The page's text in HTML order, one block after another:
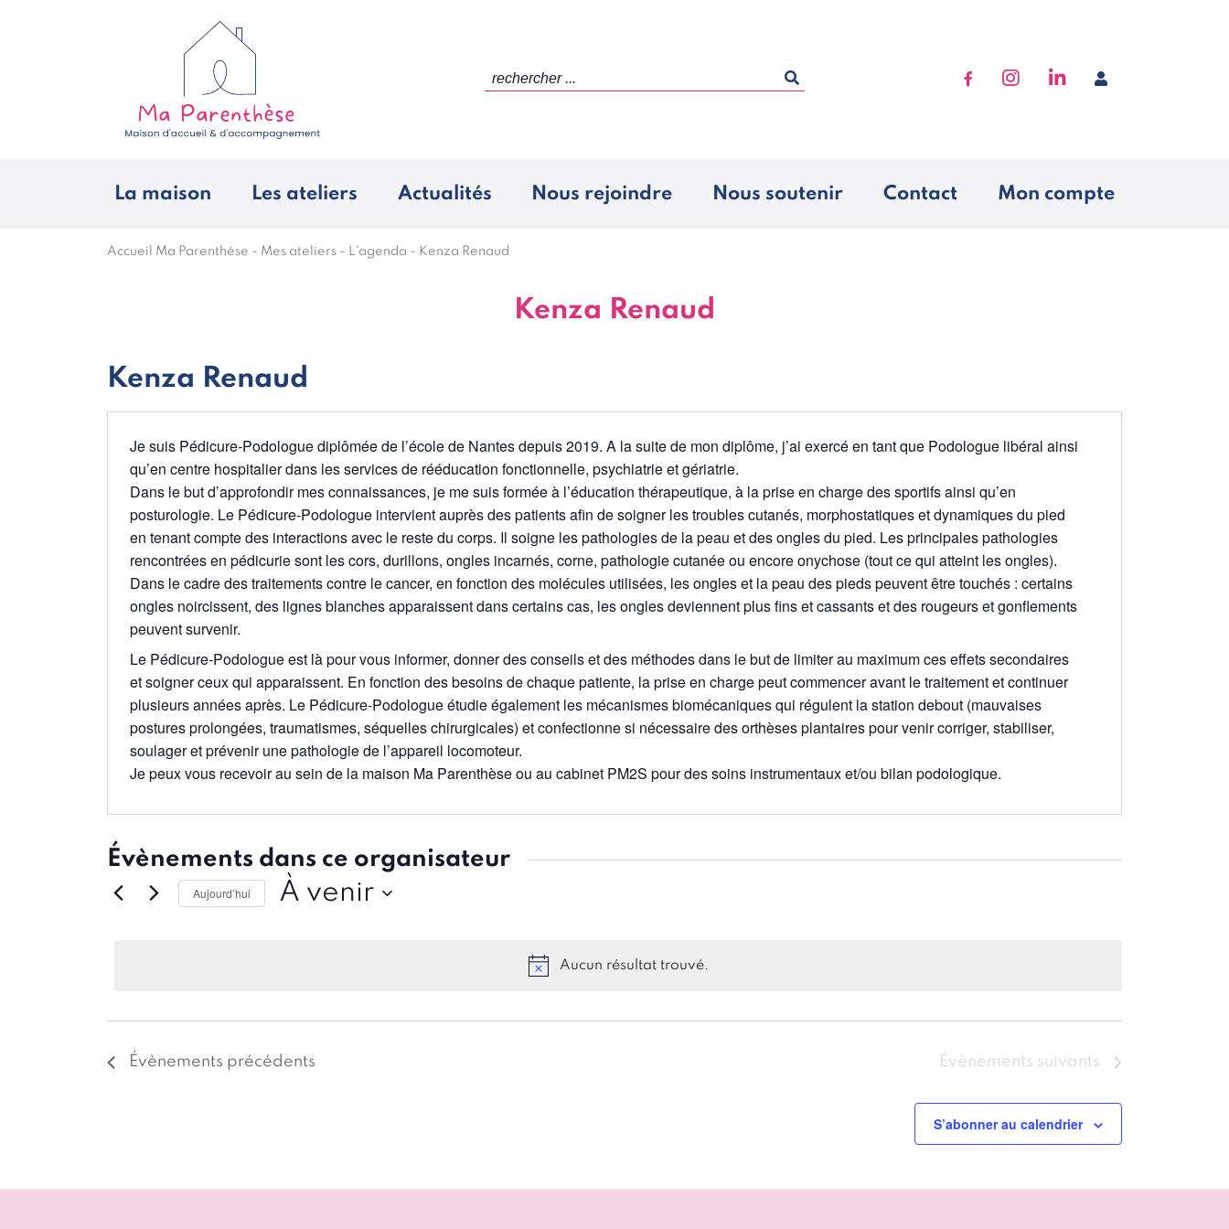
rechercher ... Accéder à Facebook
Accéder à Instagram
Accéder à Linkedin
Se connecter
La maison Les ateliers Actualités Nous rejoindre Nous soutenir Contact Mon compte
Accueil Ma Parenthèse - Mes ateliers - L'agenda - Kenza Renaud
Kenza Renaud
Kenza Renaud
Je suis Pédicure-Podologue diplômée de l’école de Nantes depuis 2019. A la suite de mon diplôme, j’ai exercé en tant que Podologue libéral ainsi
qu’en centre hospitalier dans les services de rééducation fonctionnelle, psychiatrie et gériatrie.
Dans le but d’approfondir mes connaissances, je me suis formée à l’éducation thérapeutique, à la prise en charge des sportifs ainsi qu’en
posturologie. Le Pédicure-Podologue intervient auprès des patients afin de soigner les troubles cutanés, morphostatiques et dynamiques du pied
en tenant compte des interactions avec le reste du corps. Il soigne les pathologies de la peau et des ongles du pied. Les principales pathologies
rencontrées en pédicurie sont les cors, durillons, ongles incarnés, corne, pathologie cutanée ou encore onychose (tout ce qui atteint les ongles).
Dans le cadre des traitements contre le cancer, en fonction des molécules utilisées, les ongles et la peau des pieds peuvent être touchés : certains
ongles noircissent, des lignes blanches apparaissent dans certains cas, les ongles deviennent plus fins et cassants et des rougeurs et gonflements
peuvent survenir.
Le Pédicure-Podologue est là pour vous informer, donner des conseils et des méthodes dans le but de limiter au maximum ces effets secondaires
et soigner ceux qui apparaissent. En fonction des besoins de chaque patiente, la prise en charge peut commencer avant le traitement et continuer
plusieurs années après. Le Pédicure-Podologue étudie également les mécanismes biomécaniques qui régulent la station debout (mauvaises
postures prolongées, traumatismes, séquelles chirurgicales) et confectionne si nécessaire des orthèses plantaires pour venir corriger, stabiliser,
soulager et prévenir une pathologie de l’appareil locomoteur.
Je peux vous recevoir au sein de la maison Ma Parenthèse ou au cabinet PM2S pour des soins instrumentaux et/ou bilan podologique.
Évènements dans ce organisateur
Notice
Aucun résultat trouvé.
Aujourd’hui À venir
Évènements précédents Évènements suivants
S’abonner au calendrier